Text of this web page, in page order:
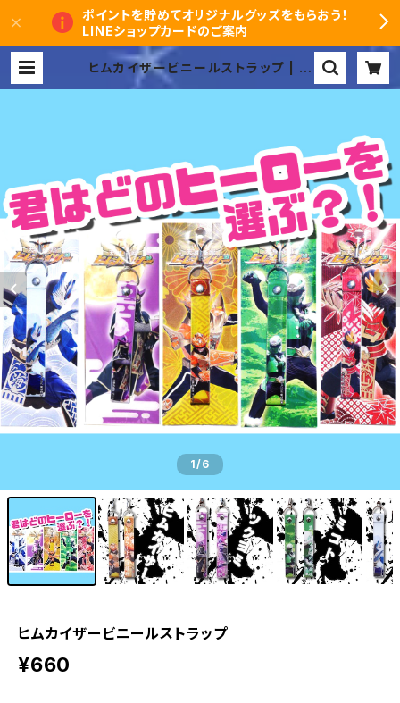
ポイントを貯めてオリジナルグッズをもらおう！
LINEショップカードのご案内
ヒムカイザービニールストラップ | ヒ
ムカイザーオンラインショップ
1/6
ヒムカイザービニールストラップ
¥660